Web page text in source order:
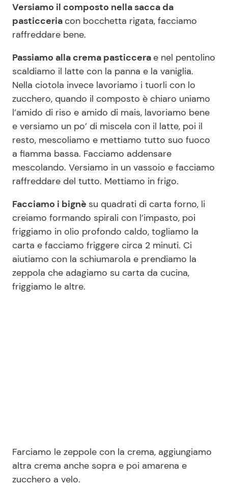
Versiamo il composto nella sacca da
pasticceria con bocchetta rigata, facciamo
raffreddare bene.
Passiamo alla crema pasticcera e nel pentolino
scaldiamo il latte con la panna e la vaniglia.
Nella ciotola invece lavoriamo i tuorli con lo
zucchero, quando il composto è chiaro uniamo
l’amido di riso e amido di mais, lavoriamo bene
e versiamo un po’ di miscela con il latte, poi il
resto, mescoliamo e mettiamo tutto suo fuoco
a fiamma bassa. Facciamo addensare
mescolando. Versiamo in un vassoio e facciamo
raffreddare del tutto. Mettiamo in frigo.
Facciamo i bignè su quadrati di carta forno, li
creiamo formando spirali con l’impasto, poi
friggiamo in olio profondo caldo, togliamo la
carta e facciamo friggere circa 2 minuti. Ci
aiutiamo con la schiumarola e prendiamo la
zeppola che adagiamo su carta da cucina,
friggiamo le altre.
Farciamo le zeppole con la crema, aggiungiamo
altra crema anche sopra e poi amarena e
zucchero a velo.